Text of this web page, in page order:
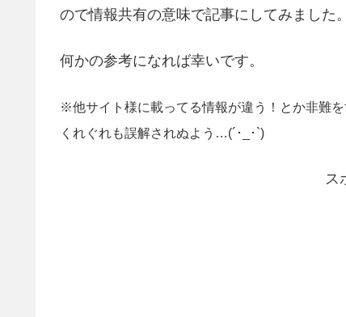
ので情報共有の意味で記事にしてみました。
何かの参考になれば幸いです。
※他サイト様に載ってる情報が違う！とか非難を
くれぐれも誤解されぬよう…(´･_･`)
ス